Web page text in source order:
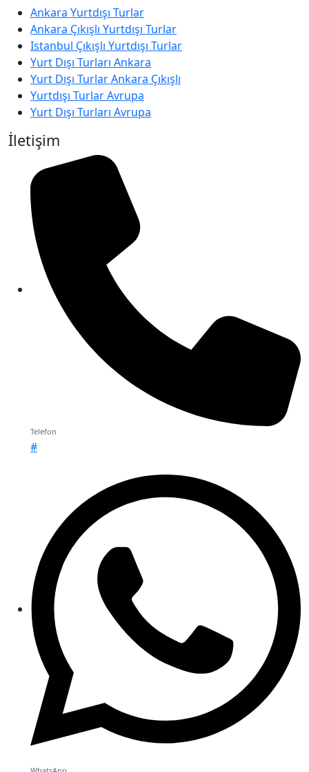
Ankara Yurtdışı Turlar
Ankara Çıkışlı Yurtdışı Turlar
Istanbul Çıkışlı Yurtdışı Turlar
Yurt Dışı Turları Ankara
Yurt Dışı Turlar Ankara Çıkışlı
Yurtdışı Turlar Avrupa
Yurt Dışı Turları Avrupa
İletişim
Telefon
#